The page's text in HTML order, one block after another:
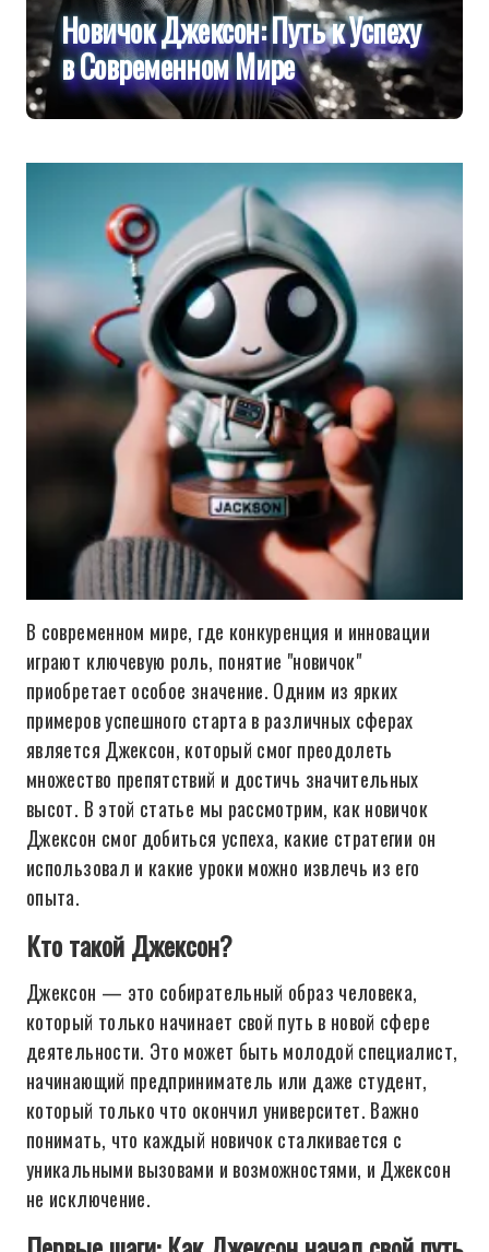
Новичок Джексон: Путь к Успеху
в Современном Мире
В современном мире, где конкуренция и инновации
играют ключевую роль, понятие "новичок"
приобретает особое значение. Одним из ярких
примеров успешного старта в различных сферах
является Джексон, который смог преодолеть
множество препятствий и достичь значительных
высот. В этой статье мы рассмотрим, как новичок
Джексон смог добиться успеха, какие стратегии он
использовал и какие уроки можно извлечь из его
опыта.
Кто такой Джексон?
Джексон — это собирательный образ человека,
который только начинает свой путь в новой сфере
деятельности. Это может быть молодой специалист,
начинающий предприниматель или даже студент,
который только что окончил университет. Важно
понимать, что каждый новичок сталкивается с
уникальными вызовами и возможностями, и Джексон
не исключение.